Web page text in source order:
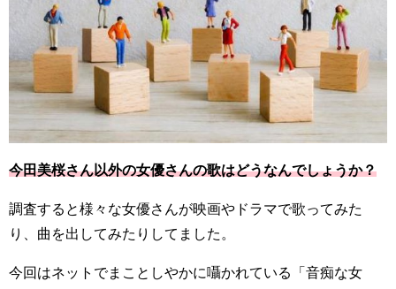
今田美桜さん以外の女優さんの歌はどうなんでしょうか？
調査すると様々な女優さんが映画やドラマで歌ってみた
り、曲を出してみたりしてました。
今回はネットでまことしやかに囁かれている「音痴な女